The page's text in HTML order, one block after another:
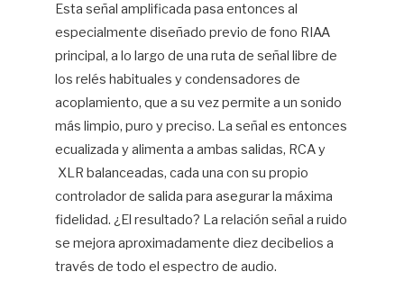
Esta señal amplificada pasa entonces al
especialmente diseñado previo de fono RIAA
principal, a lo largo de una ruta de señal libre de
los relés habituales y condensadores de
acoplamiento, que a su vez permite a un sonido
más limpio, puro y preciso. La señal es entonces
ecualizada y alimenta a ambas salidas, RCA y
XLR balanceadas, cada una con su propio
controlador de salida para asegurar la máxima
fidelidad. ¿El resultado? La relación señal a ruido
se mejora aproximadamente diez decibelios a
través de todo el espectro de audio.